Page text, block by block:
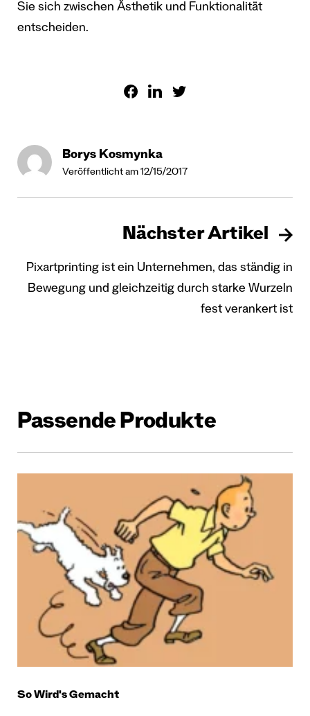
Sie sich zwischen Ästhetik und Funktionalität
entscheiden.
Borys Kosmynka
Veröffentlicht am 12/15/2017
Nächster Artikel
Pixartprinting ist ein Unternehmen, das ständig in
Bewegung und gleichzeitig durch starke Wurzeln
fest verankert ist
Passende Produkte
So Wird's Gemacht